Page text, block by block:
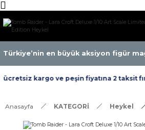
Türkiye’nin en büyük aksiyon figür
kargo ve peşin fiyatına 2 taksit
Anasayfa KATEGORİ Heykel